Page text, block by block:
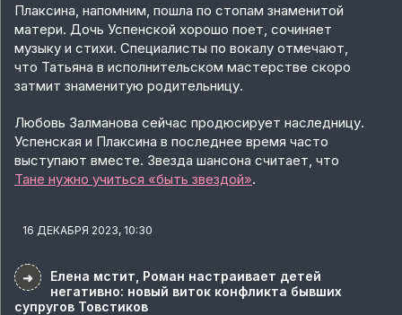
Плаксина, напомним, пошла по стопам знаменитой
матери. Дочь Успенской хорошо поет, сочиняет
музыку и стихи. Специалисты по вокалу отмечают,
что Татьяна в исполнительском мастерстве скоро
затмит знаменитую родительницу.
Любовь Залманова сейчас продюсирует наследницу.
Успенская и Плаксина в последнее время часто
выступают вместе. Звезда шансона считает, что
Тане нужно учиться «быть звездой».
16 ДЕКАБРЯ 2023, 10:30
➜
Елена мстит, Роман настраивает детей
негативно: новый виток конфликта бывших
супругов Товстиков